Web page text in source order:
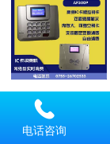
电话咨询